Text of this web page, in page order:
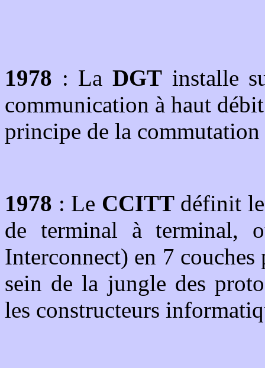
1978 : La DGTinstalle
communication à haut
principe de la commutation
1978 : Le CCITTdéfinit le
de terminal à terminal,
Interconnect) en 7
sein de la jungle des
les constructeurs